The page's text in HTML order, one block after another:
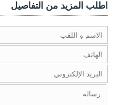
اطلب المزيد من التفاصيل